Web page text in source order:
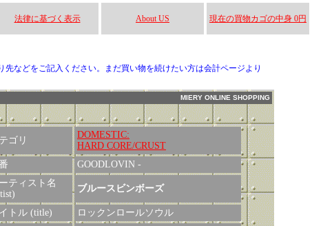
法律に基づく表示 About US 現在の買物カゴの中身 0円
などをご記入ください。まだ買い物を続けたい方は会計ページより
MIERY ONLINE SHOPPING
ゴリ
DOMESTIC:
HARD CORE/CRUST
GOODLOVIN -
ティスト名
ブルースビンボーズ
トル (title)
ロックンロールソウル